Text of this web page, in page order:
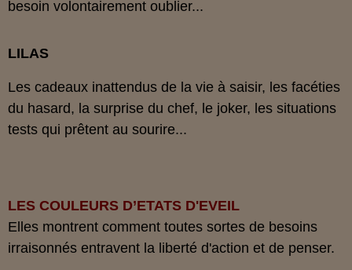
besoin volontairement oublier...
LILAS
Les cadeaux inattendus de la vie à saisir, les facéties
du hasard, la surprise du chef, le joker, les situations
tests qui prêtent au sourire...
LES COULEURS D’ETATS D'EVEIL
Elles montrent comment toutes sortes de besoins
irraisonnés entravent la liberté d'action et de penser.